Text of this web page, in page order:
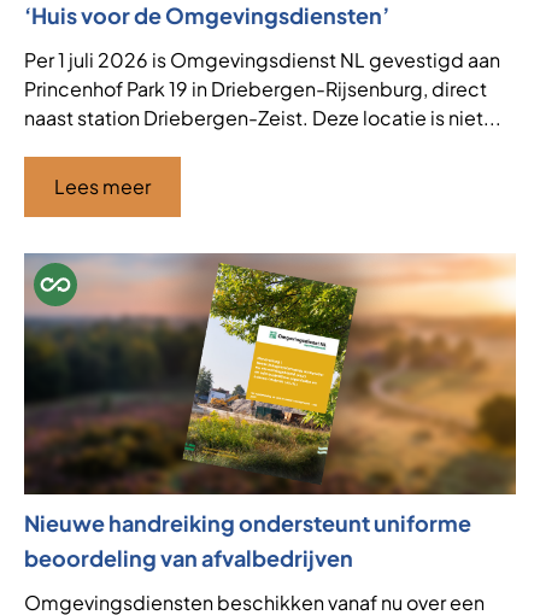
‘Huis voor de Omgevingsdiensten’
Per 1 juli 2026 is Omgevingsdienst NL gevestigd aan
Princenhof Park 19 in Driebergen-Rijsenburg, direct
naast station Driebergen-Zeist. Deze locatie is niet...
Lees meer
Nieuwe handreiking ondersteunt uniforme
beoordeling van afvalbedrijven
Omgevingsdiensten beschikken vanaf nu over een